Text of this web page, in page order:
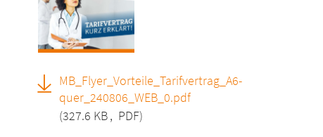
MB_Flyer_Vorteile_Tarifvertrag_A6-
quer_240806_WEB_0.pdf
(327.6 KB, PDF)